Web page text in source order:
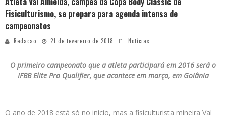
“Cê Tá Doido Festival” confirma o Mineirão como palco da festa
Fisiculturismo, se prepara para agenda intensa de
campeonatos
Redacao 21 de fevereiro de 2018 Notícias
O primeiro campeonato que a atleta participará em 2016 será o
IFBB Elite Pro Qualifier, que acontece em março, em Goiânia
O ano de 2018 está só no início, mas a fisiculturista mineira Val